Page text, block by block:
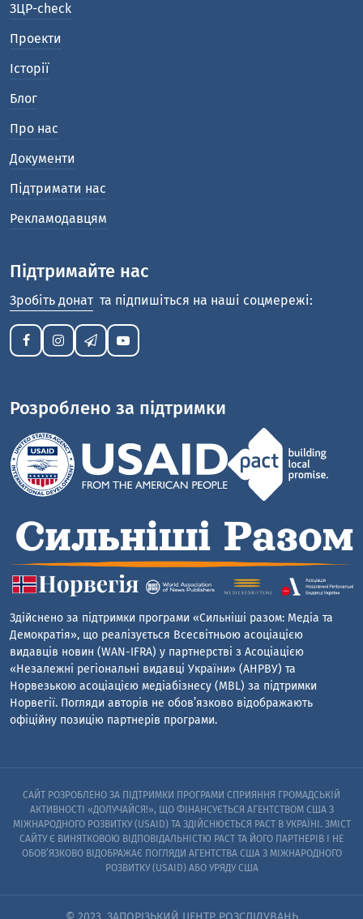
ЗЦР-check
Проекти
Історії
Блог
Про нас
Документи
Підтримати нас
Рекламодавцям
Підтримайте нас
Зробіть донат та підпишіться на наші соцмережі:
Розроблено за підтримки
Здійснено за підтримки програми «Сильніші разом: Медіа та
Демократія», що реалізується Всесвітньою асоціацією
видавців новин (WAN-IFRA) у партнерстві з Асоціацією
«Незалежні регіональні видавці України» (АНРВУ) та
Норвезькою асоціацією медіабізнесу (MBL) за підтримки
Норвегії. Погляди авторів не обов’язково відображають
офіційну позицію партнерів програми.
САЙТ РОЗРОБЛЕНО ЗА ПІДТРИМКИ ПРОГРАМИ СПРИЯННЯ ГРОМАДСЬКІЙ
АКТИВНОСТІ «ДОЛУЧАЙСЯ!», ЩО ФІНАНСУЄТЬСЯ АГЕНТСТВОМ США З
МІЖНАРОДНОГО РОЗВИТКУ (USAID) ТА ЗДІЙСНЮЄТЬСЯ PACT В УКРАЇНІ. ЗМІСТ
САЙТУ Є ВИНЯТКОВОЮ ВІДПОВІДАЛЬНІСТЮ PACT ТА ЙОГО ПАРТНЕРІВ I НЕ
ОБОВ’ЯЗКОВО ВІДОБРАЖАЄ ПОГЛЯДИ АГЕНТСТВА США З МІЖНАРОДНОГО
РОЗВИТКУ (USAID) АБО УРЯДУ США